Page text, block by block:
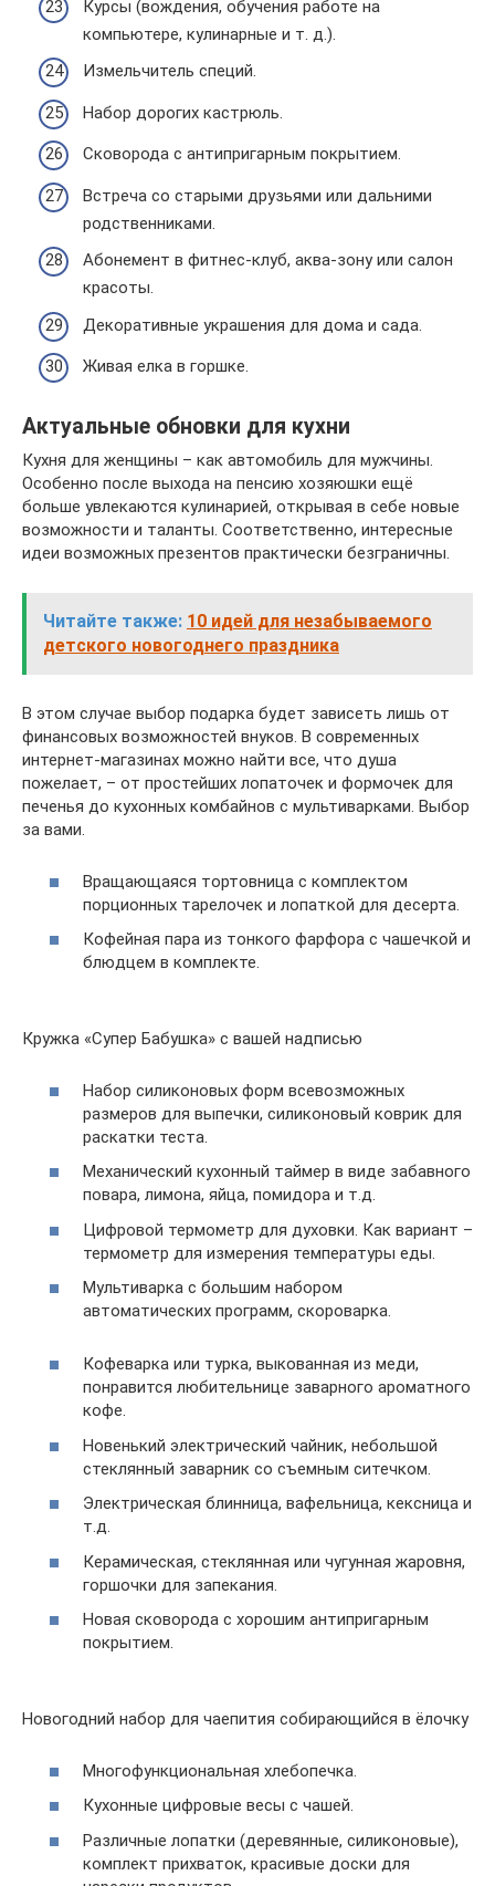
Курсы (вождения, обучения работе на
компьютере, кулинарные и т. д.).
Измельчитель специй.
Набор дорогих кастрюль.
Сковорода с антипригарным покрытием.
Встреча со старыми друзьями или дальними
родственниками.
Абонемент в фитнес-клуб, аква-зону или салон
красоты.
Декоративные украшения для дома и сада.
Живая елка в горшке.
Актуальные обновки для кухни
Кухня для женщины – как автомобиль для мужчины.
Особенно после выхода на пенсию хозяюшки ещё
больше увлекаются кулинарией, открывая в себе новые
возможности и таланты. Соответственно, интересные
идеи возможных презентов практически безграничны.
Читайте также: 10 идей для незабываемого
детского новогоднего праздника
В этом случае выбор подарка будет зависеть лишь от
финансовых возможностей внуков. В современных
интернет-магазинах можно найти все, что душа
пожелает, – от простейших лопаточек и формочек для
печенья до кухонных комбайнов с мультиварками. Выбор
за вами.
Вращающаяся тортовница с комплектом
порционных тарелочек и лопаткой для десерта.
Кофейная пара из тонкого фарфора с чашечкой и
блюдцем в комплекте.
Кружка «Супер Бабушка» с вашей надписью
Набор силиконовых форм всевозможных
размеров для выпечки, силиконовый коврик для
раскатки теста.
Механический кухонный таймер в виде забавного
повара, лимона, яйца, помидора и т.д.
Цифровой термометр для духовки. Как вариант –
термометр для измерения температуры еды.
Мультиварка с большим набором
автоматических программ, скороварка.
Кофеварка или турка, выкованная из меди,
понравится любительнице заварного ароматного
кофе.
Новенький электрический чайник, небольшой
стеклянный заварник со съемным ситечком.
Электрическая блинница, вафельница, кексница и
т.д.
Керамическая, стеклянная или чугунная жаровня,
горшочки для запекания.
Новая сковорода с хорошим антипригарным
покрытием.
Новогодний набор для чаепития собирающийся в ёлочку
Многофункциональная хлебопечка.
Кухонные цифровые весы с чашей.
Различные лопатки (деревянные, силиконовые),
комплект прихваток, красивые доски для